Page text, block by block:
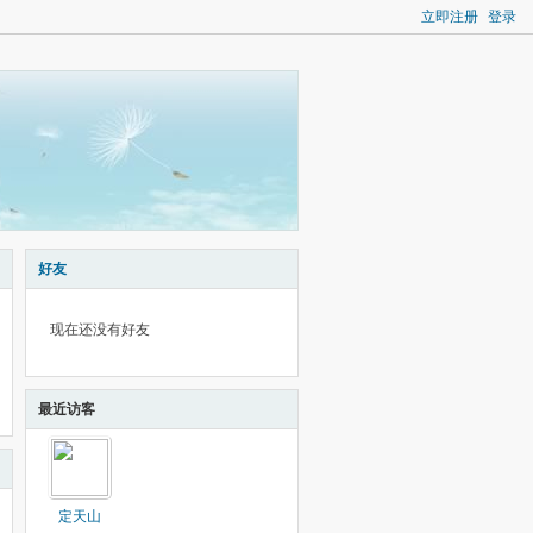
立即注册 登录
好友
现在还没有好友
最近访客
定天山